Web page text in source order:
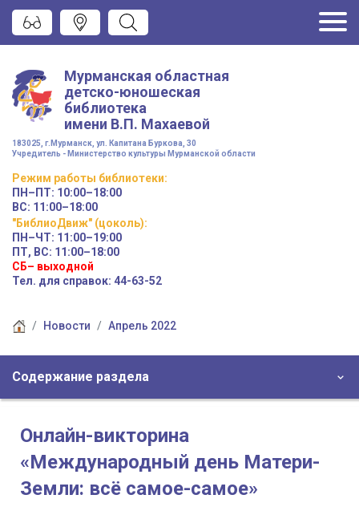
Мурманская областная
детско-юношеская
библиотека
имени В.П. Махаевой
183025, г.Мурманск, ул. Капитана Буркова, 30
Учредитель - Министерство культуры Мурманской области
Режим работы библиотеки:
ПН–ПТ: 10:00–18:00
ВС: 11:00–18:00
"БиблиоДвиж" (цоколь):
ПН–ЧТ: 11:00–19:00
ПТ, ВС: 11:00–18:00
СБ– выходной
Тел. для справок: 44-63-52
Новости Апрель 2022
Содержание раздела
Онлайн-викторина
«Международный день Матери-
Земли: всё самое-самое»